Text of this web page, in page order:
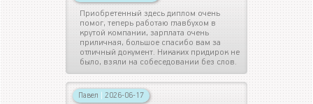
Приобретенный здесь диплом очень
помог, теперь работаю главбухом в
крутой компании, зарплата очень
приличная, большое спасибо вам за
отличный документ. Никаких придирок не
было, взяли на собеседовании без слов.
Павел | 2026-06-17